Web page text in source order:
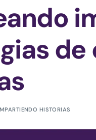
Estratégico
Mapeo del
HISTORIAS